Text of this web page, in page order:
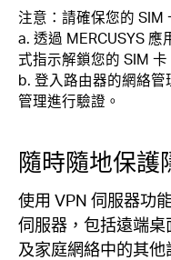
注意：請確保您的 SIM
a. 透過 MERCUSYS
式指示解鎖您的 SIM 卡
b. 登入路由器的網絡管
管理進行驗證。
隨時隨地保護
使用 VPN 伺服器功
伺服器，包括遠端
及家庭網絡中的其